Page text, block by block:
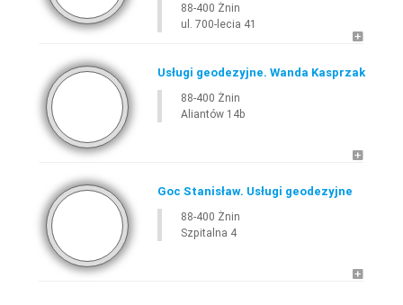
88-400 Żnin
ul. 700-lecia 41
Usługi geodezyjne. Wanda Kasprzak
88-400 Żnin
Aliantów 14b
Goc Stanisław. Usługi geodezyjne
88-400 Żnin
Szpitalna 4